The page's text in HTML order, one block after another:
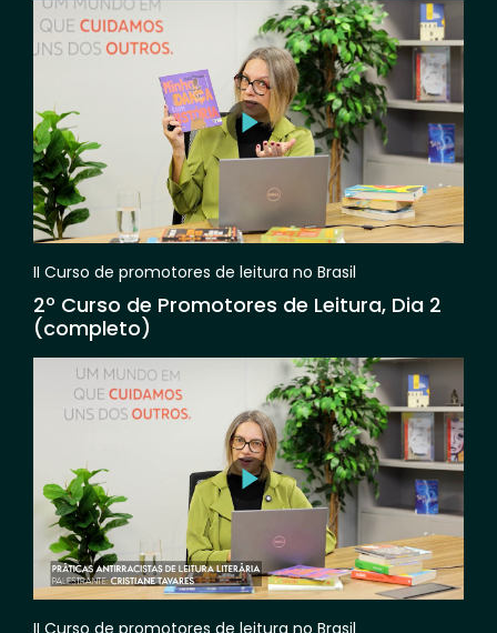
II Curso de promotores de leitura no Brasil
2º Curso de Promotores de Leitura, Dia 2
(completo)
II Curso de promotores de leitura no Brasil